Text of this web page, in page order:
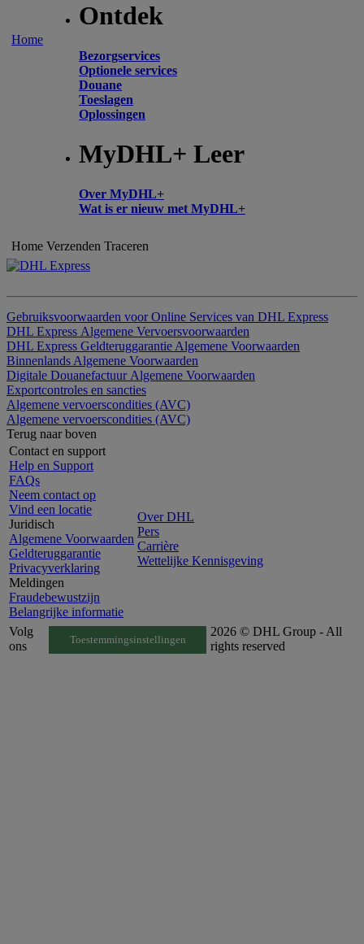
Home
Ontdek
Bezorgservices
Optionele services
Douane
Toeslagen
Oplossingen
MyDHL+ Leer
Over MyDHL+
Wat is er nieuw met MyDHL+
Home Verzenden Traceren
Gebruiksvoorwaarden voor Online Services van DHL Express
DHL Express Algemene Vervoersvoorwaarden
DHL Express Geldteruggarantie Algemene Voorwaarden
Binnenlands Algemene Voorwaarden
Digitale Douanefactuur Algemene Voorwaarden
Exportcontroles en sancties
Algemene vervoerscondities (AVC)
Algemene vervoerscondities (AVC)
Terug naar boven
Contact en support
Help en Support
FAQs
Neem contact op
Vind een locatie
Juridisch
Algemene Voorwaarden
Geldteruggarantie
Privacyverklaring
Meldingen
Fraudebewustzijn
Belangrijke informatie
Over DHL
Pers
Carrière
Wettelijke Kennisgeving
Volg
ons
Toestemmingsinstellingen
2026 © DHL Group - All
rights reserved